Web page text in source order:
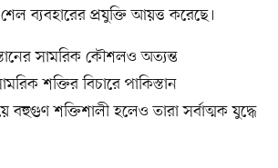
ব্যবহারের প্রযুক্তি আয়ত্ত করেছে।
সামরিক কৌশলও অত্যন্ত
শক্তির বিচারে পাকিস্তান
বহুগুণ শক্তিশালী হলেও তারা সর্বাত্মক যুদ্ধে